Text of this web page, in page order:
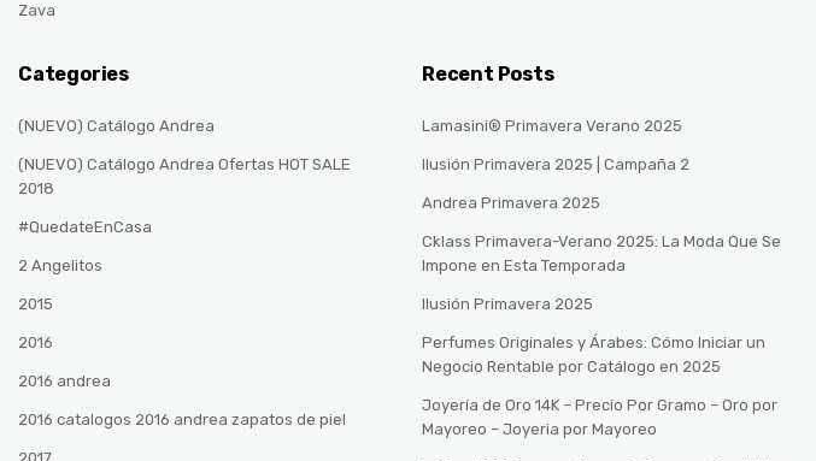
Zava
Categories
(NUEVO) Catálogo Andrea
(NUEVO) Catálogo Andrea Ofertas HOT SALE
2018
#QuedateEnCasa
2 Angelitos
2015
2016
2016 andrea
2016 catalogos 2016 andrea zapatos de piel
Recent Posts
Lamasini® Primavera Verano 2025
Ilusión Primavera 2025 | Campaña 2
Andrea Primavera 2025
Cklass Primavera-Verano 2025: La Moda Que Se
Impone en Esta Temporada
Ilusión Primavera 2025
Perfumes Originales y Árabes: Cómo Iniciar un
Negocio Rentable por Catálogo en 2025
Joyería de Oro 14K – Precio Por Gramo – Oro por
Mayoreo – Joyeria por Mayoreo